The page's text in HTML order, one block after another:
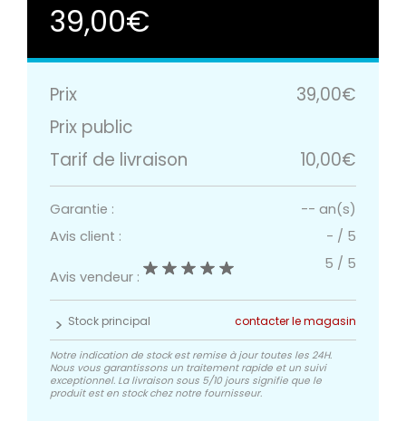
39,00€
Prix
39,00€
Prix public
Tarif de livraison
10,00€
Garantie :
-- an(s)
Avis client :
- / 5
Avis vendeur :
5 / 5
Stock principal contacter le magasin
Notre indication de stock est remise à jour toutes les 24H.
Nous vous garantissons un traitement rapide et un suivi
exceptionnel. La livraison sous 5/10 jours signifie que le
produit est en stock chez notre fournisseur.